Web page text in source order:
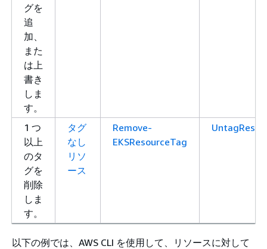
グを
追
加、
また
は上
書き
しま
す。
1 つ
以上
のタ
グを
削除
しま
す。
タグ
なし
リソ
ース
Remove-
EKSResourceTag
以下の例では、AWS CLI を使用して、リソースに対して